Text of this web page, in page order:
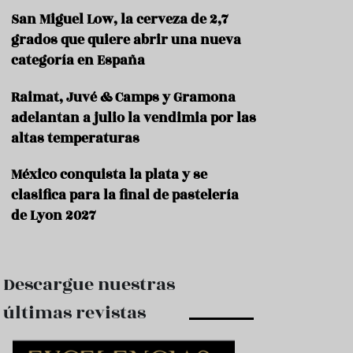
s
a
a
n
t
o
o
San Miguel Low, la cerveza de 2,7
grados que quiere abrir una nueva
categoría en España
Raimat, Juvé & Camps y Gramona
adelantan a julio la vendimia por las
altas temperaturas
México conquista la plata y se
clasifica para la final de pastelería
de Lyon 2027
Descargue nuestras
últimas revistas